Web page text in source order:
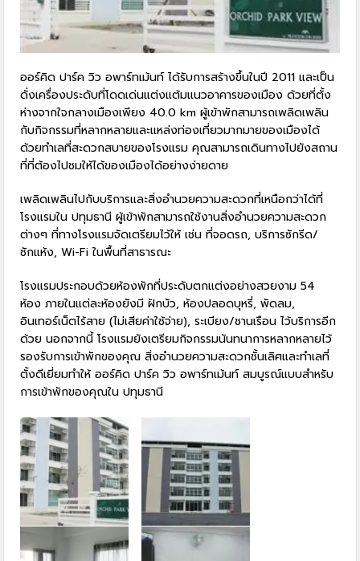
ออร์คิด ปาร์ค วิว อพาร์ทเม้นท์ ได้รับการสร้างขึ้นในปี 2011 และเป็น
ดั่งเครื่องประดับที่โดดเด่นแต่งแต้มแนวอาคารของเมือง ด้วยที่ตั้ง
ห่างจากใจกลางเมืองเพียง 40.0 km ผู้เข้าพักสามารถเพลิดเพลิน
กับกิจกรรมที่หลากหลายและแหล่งท่องเที่ยวมากมายของเมืองได้
ด้วยทำเลที่สะดวกสบายของโรงแรม คุณสามารถเดินทางไปยังสถาน
ที่ที่ต้องไปชมให้ได้ของเมืองได้อย่างง่ายดาย
เพลิดเพลินไปกับบริการและสิ่งอำนวยความสะดวกที่เหนือกว่าได้ที่
โรงแรมใน ปทุมธานี ผู้เข้าพักสามารถใช้งานสิ่งอำนวยความสะดวก
ต่างๆ ที่ทางโรงแรมจัดเตรียมไว้ให้ เช่น ที่จอดรถ, บริการซักรีด/
ซักแห้ง, Wi-Fi ในพื้นที่สาธารณะ
โรงแรมประกอบด้วยห้องพักที่ประดับตกแต่งอย่างสวยงาม 54
ห้อง ภายในแต่ละห้องยังมี ฝักบัว, ห้องปลอดบุหรี่, พัดลม,
อินเทอร์เน็ตไร้สาย (ไม่เสียค่าใช้จ่าย), ระเบียง/ชานเรือน ไว้บริการอีก
ด้วย นอกจากนี้ โรงแรมยังเตรียมกิจกรรมนันทนาการหลากหลายไว้
รองรับการเข้าพักของคุณ สิ่งอำนวยความสะดวกชั้นเลิศและทำเลที่
ตั้งดีเยี่ยมทำให้ ออร์คิด ปาร์ค วิว อพาร์ทเม้นท์ สมบูรณ์แบบสำหรับ
การเข้าพักของคุณใน ปทุมธานี